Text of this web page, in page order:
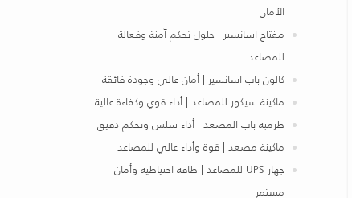
الأمان
مفتاح اسانسير | حلول تحكم آمنة وفعالة
للمصاعد
كالون باب اسانسير | أمان عالي وجودة فائقة
ماكينة سيكور للمصاعد | أداء قوي وكفاءة عالية
طرمبة باب المصعد | أداء سلس وتحكم دقيق
ماكينة مصعد | قوة وأداء عالي للمصاعد
جهاز UPS للمصاعد | طاقة احتياطية وأمان
مستمر